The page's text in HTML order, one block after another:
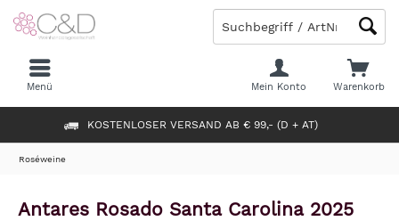
KOSTENLOSER VERSAND AB € 99,- (D + AT)
Warenkorb
Mein Konto
Menü
Roséweine
Antares Rosado Santa Carolina 2025